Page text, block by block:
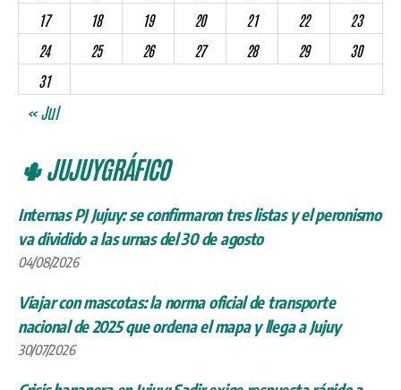
17
18 19 20 21 22
23
24
25 26 27 28 29
30
31
« Jul
🌵 JUJUYGRÁFICO
Internas PJ Jujuy: se confirmaron tres listas y el peronismo
va dividido a las urnas del 30 de agosto
04/08/2026
Viajar con mascotas: la norma oficial de transporte
nacional de 2025 que ordena el mapa y llega a Jujuy
30/07/2026